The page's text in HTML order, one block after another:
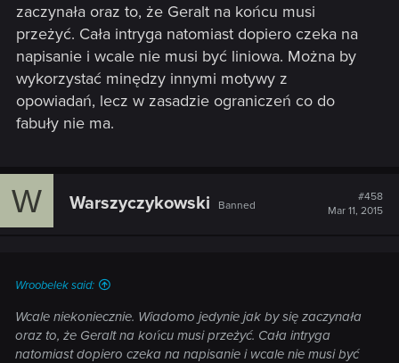
zaczynała oraz to, że Geralt na końcu musi
przeżyć. Cała intryga natomiast dopiero czeka na
napisanie i wcale nie musi być liniowa. Można by
wykorzystać minędzy innymi motywy z
opowiadań, lecz w zasadzie ograniczeń co do
fabuły nie ma.
W Warszyczykowski Banned
#458
Mar 11, 2015
Wroobelek said:
Wcale niekoniecznie. Wiadomo jedynie jak by się zaczynała
oraz to, że Geralt na końcu musi przeżyć. Cała intryga
natomiast dopiero czeka na napisanie i wcale nie musi być